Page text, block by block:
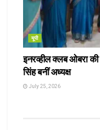
यूपी
इनरव्हील क्लब ओबरा की
सिंह बनीं अध्यक्ष
July 25, 2026